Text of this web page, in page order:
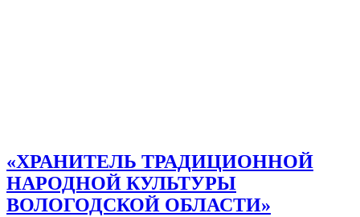
«ХРАНИТЕЛЬ ТРАДИЦИОННОЙ
НАРОДНОЙ КУЛЬТУРЫ
ВОЛОГОДСКОЙ ОБЛАСТИ»